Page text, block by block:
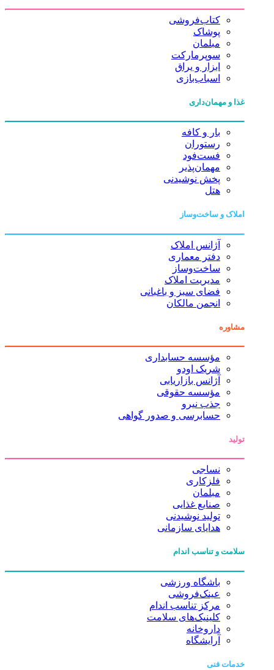
کتاب‌فروشی
پوشاک
مبلمان
سوپرمارکت
ابزار و یراق
اسباب‌بازی
غذا و مهمان‌داری
بار و کافه
رستوران
فست‌فود
مهمان‌پذیر
پخش نوشیدنی
هتل
املاک و ساخت‌وساز
آژانس املاک
دفتر معماری
ساخت‌وساز
مدیریت املاک
فضای سبز و باغبانی
انجمن مالکان
مشاوره
مؤسسه حسابداری
شریک اودو
آژانس بازاریابی
مؤسسه حقوقی
جذب نیرو
حسابرسی و صدور گواهی
تولید
نساجی
فلزکاری
مبلمان
صنایع غذایی
تولید نوشیدنی
هدایای سازمانی
سلامت و تناسب اندام
باشگاه ورزشی
عینک‌فروشی
مرکز تناسب اندام
کلینیک‌های سلامت
داروخانه
آرایشگاه
خدمات فنی